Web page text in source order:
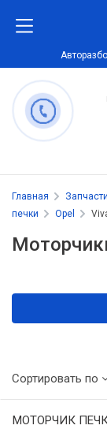
Главная
печки
Opel
Сортировать по
МОТОРЧИК